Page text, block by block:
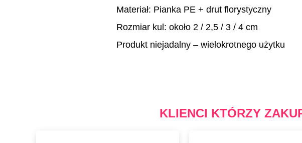
Materiał: Pianka PE + drut florystyczny
Rozmiar kul: około 2 / 2,5 / 3 / 4 cm
Produkt niejadalny – wielokrotnego użytku
KLIENCI KTÓRZY